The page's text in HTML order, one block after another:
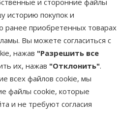
историю покупок и
ранее приобретенных товарах
Вы можете согласиться с
нажав "Разрешить все
их, нажав "Отклонить".
всех файлов cookie, мы
файлы cookie, которые
и не требуют согласия
корзину